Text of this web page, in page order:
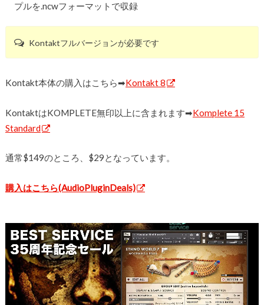
プルを.ncwフォーマットで収録
Kontaktフルバージョンが必要です
Kontakt本体の購入はこちら➡︎Kontakt 8
KontaktはKOMPLETE無印以上に含まれます➡︎Komplete 15
Standard
通常$149のところ、$29となっています。
購入はこちら(AudioPluginDeals)